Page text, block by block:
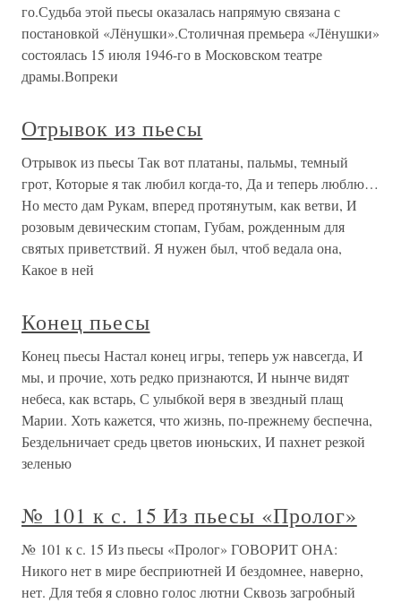
го.Судьба этой пьесы оказалась напрямую связана с
постановкой «Лёнушки».Столичная премьера «Лёнушки»
состоялась 15 июля 1946-го в Московском театре
драмы.Вопреки
Отрывок из пьесы
Отрывок из пьесы Так вот платаны, пальмы, темный
грот, Которые я так любил когда-то, Да и теперь люблю…
Но место дам Рукам, вперед протянутым, как ветви, И
розовым девическим стопам, Губам, рожденным для
святых приветствий. Я нужен был, чтоб ведала она,
Какое в ней
Конец пьесы
Конец пьесы Настал конец игры, теперь уж навсегда, И
мы, и прочие, хоть редко признаются, И нынче видят
небеса, как встарь, С улыбкой веря в звездный плащ
Марии. Хоть кажется, что жизнь, по-прежнему беспечна,
Бездельничает средь цветов июньских, И пахнет резкой
зеленью
№ 101 к с. 15 Из пьесы «Пролог»
№ 101 к с. 15 Из пьесы «Пролог» ГОВОРИТ ОНА:
Никого нет в мире бесприютней И бездомнее, наверно,
нет. Для тебя я словно голос лютни Сквозь загробный